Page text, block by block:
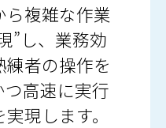
複雑な作業
”し、業務効
者の操作を
高速に実行
現します。